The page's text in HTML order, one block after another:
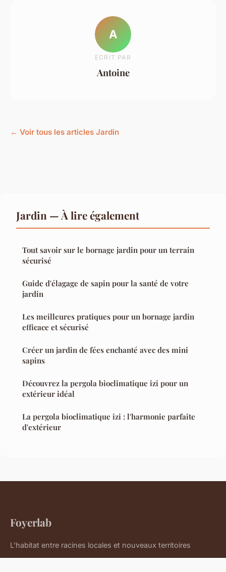
A
ECRIT PAR
Antoine
← Voir tous les articles Jardin
Jardin — À lire également
Tout savoir sur le bornage jardin pour un terrain
sécurisé
Guide d'élagage de sapin pour la santé de votre
jardin
Les meilleures pratiques pour un bornage jardin
efficace et sécurisé
Créer un jardin de fées enchanté avec des mini
sapins
Découvrez la pergola bioclimatique izi pour un
extérieur idéal
La pergola bioclimatique izi : l'harmonie parfaite
d'extérieur
Foyerlab
L'habitat entre racines locales et nouveaux territoires